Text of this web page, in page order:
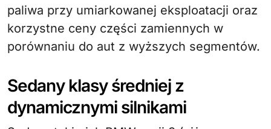
paliwa przy umiarkowanej eksploatacji oraz
korzystne ceny części zamiennych w
porównaniu do aut z wyższych segmentów.
Sedany klasy średniej z
dynamicznymi silnikami